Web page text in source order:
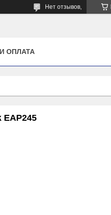
Нет отзывов,
ОПЛАТА
EAP245